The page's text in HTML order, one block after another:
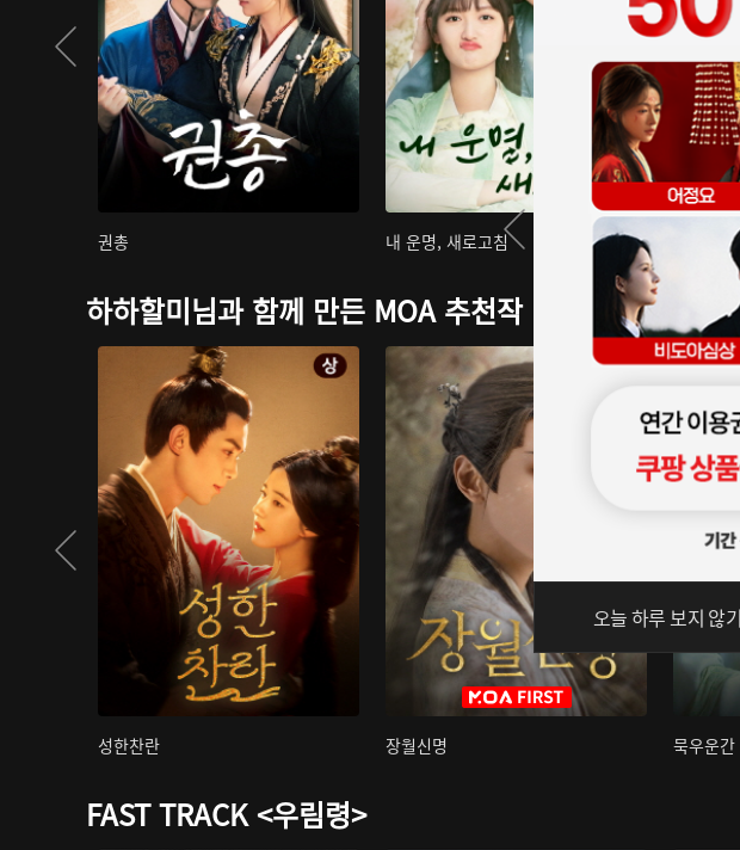
권총 내 운명, 새로고침
하하할미님과 함께 만든 MOA 추천작
성한찬란 장월신명 묵우운간
FAST TRACK <우림령>
오늘 하루 보지 않기